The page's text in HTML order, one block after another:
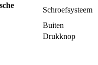
Schroefsysteem
Buiten
Drukknop